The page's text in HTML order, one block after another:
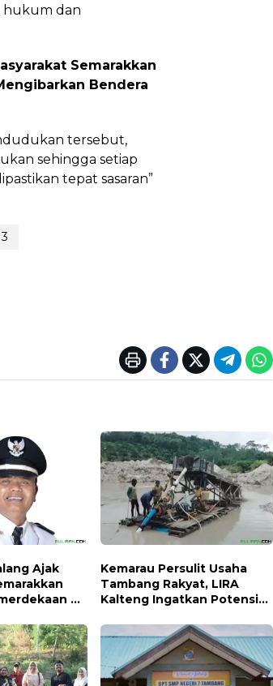
hukum dan
Semarakkan
Bendera
tersebut,
sehingga setiap
tepat sasaran”
3
Ajak
RI
Putih
Kemarau Persulit Usaha
Tambang Rakyat, LIRA
Kalteng Ingatkan Potensi
Hidup